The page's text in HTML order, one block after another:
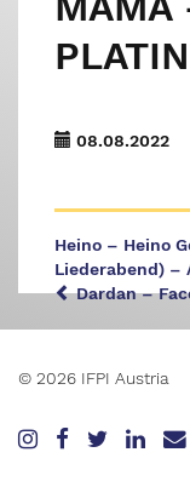
PLATIN
08.08.2022
Heino – Heino
Liederabend) –
Dardan –
© 2026 IFPI Austria